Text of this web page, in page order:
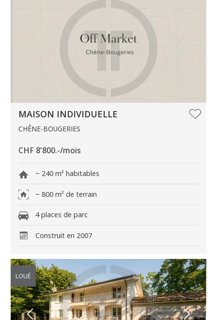
MAISON INDIVIDUELLE
CHÊNE-BOUGERIES
CHF 8'800.-/mois
~ 240 m² habitables
~ 800 m² de terrain
4 places de parc
Construit en 2007
LOUÉ